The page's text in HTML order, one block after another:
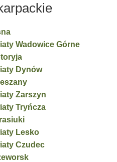
Wadowice Górne
Dynów
Zarszyn
Tryńcza
Lesko
Czudec